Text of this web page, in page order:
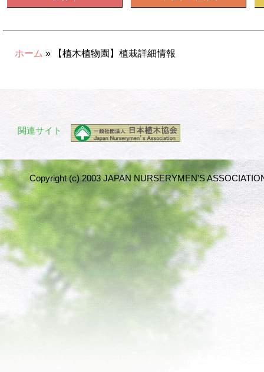
ホーム » 【植木植物園】植栽詳細情報
関連サイト
Copyright (c) 2003 JAPAN NURSERYMEN'S